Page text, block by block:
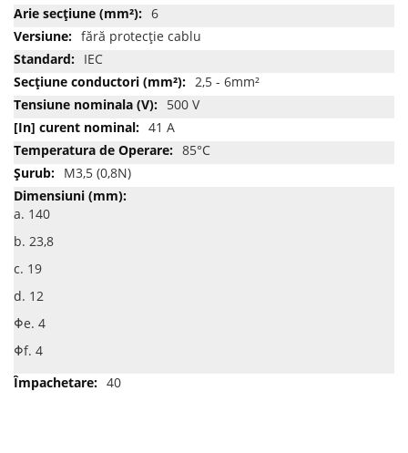
6
fără protecție cablu
IEC
2,5 - 6mm²
500 V
41 A
85°C
M3,5 (0,8N)
a. 140
b. 23,8
c. 19
d. 12
Φe. 4
Φf. 4
40